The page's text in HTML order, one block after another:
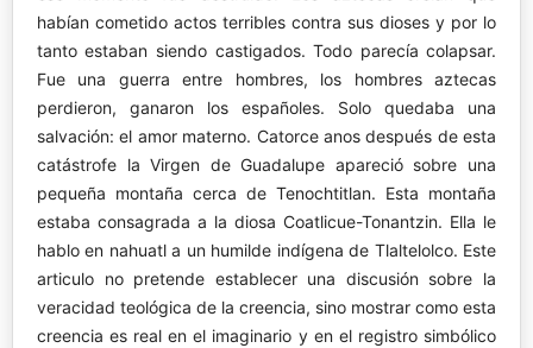
habían cometido actos terribles contra sus dioses y por lo
tanto estaban siendo castigados. Todo parecía colapsar.
Fue una guerra entre hombres, los hombres aztecas
perdieron, ganaron los españoles. Solo quedaba una
salvación: el amor materno. Catorce anos después de esta
catástrofe la Virgen de Guadalupe apareció sobre una
pequeña montaña cerca de Tenochtitlan. Esta montaña
estaba consagrada a la diosa Coatlicue-Tonantzin. Ella le
hablo en nahuatl a un humilde indígena de Tlaltelolco. Este
articulo no pretende establecer una discusión sobre la
veracidad teológica de la creencia, sino mostrar como esta
creencia es real en el imaginario y en el registro simbólico